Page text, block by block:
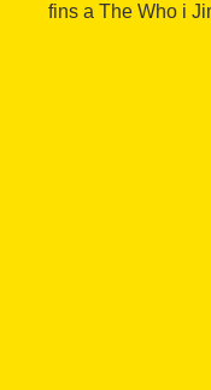
fins a The Who i